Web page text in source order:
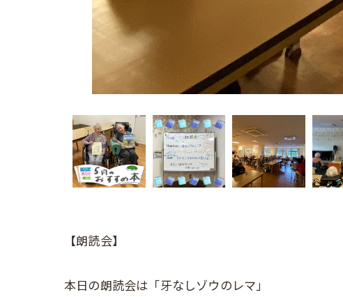
【朗読会】
本日の朗読会は「牙なしゾウのレマ」